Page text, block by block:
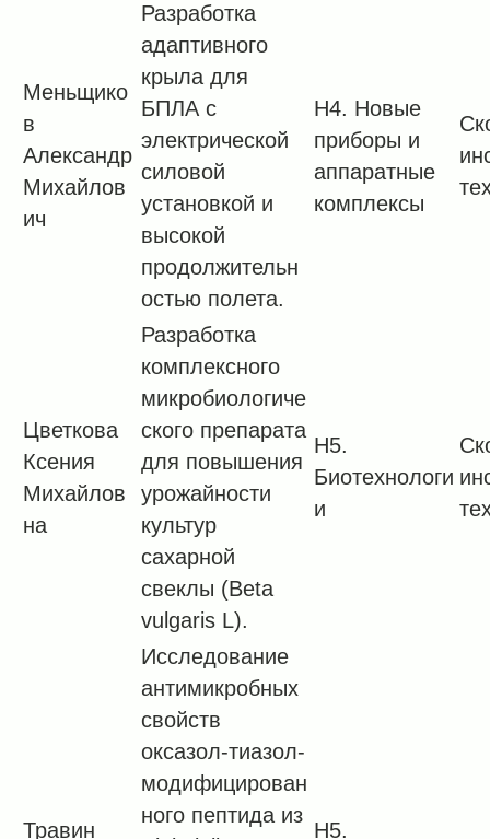
Меньщико
в
Александр
Михайлов
ич
Разработка
адаптивного
крыла для
БПЛА с
электрической
силовой
установкой и
высокой
продолжительн
остью полета.
H4. Новые
приборы и
аппаратные
комплексы
Цветкова
Ксения
Михайлов
на
Разработка
комплексного
микробиологиче
ского препарата
для повышения
урожайности
культур
сахарной
свеклы (Beta
vulgaris L).
H5.
Биотехнологи
и
Травин
Исследование
антимикробных
свойств
оксазол-тиазол-
модифицирован
ного пептида из
H5.